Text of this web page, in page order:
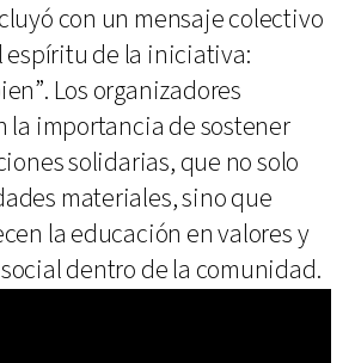
con un mensaje colectivo
espíritu de la iniciativa:
Los organizadores
la importancia de sostener
solidarias, que no solo
materiales, sino que
la educación en valores y
dentro de la comunidad.